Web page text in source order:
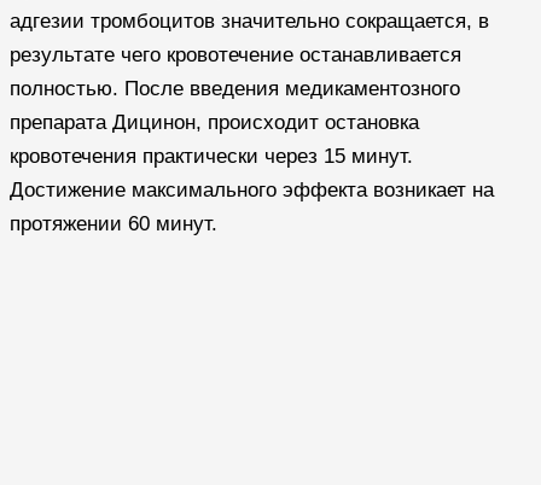
адгезии тромбоцитов значительно сокращается, в
результате чего кровотечение останавливается
полностью. После введения медикаментозного
препарата Дицинон, происходит остановка
кровотечения практически через 15 минут.
Достижение максимального эффекта возникает на
протяжении 60 минут.